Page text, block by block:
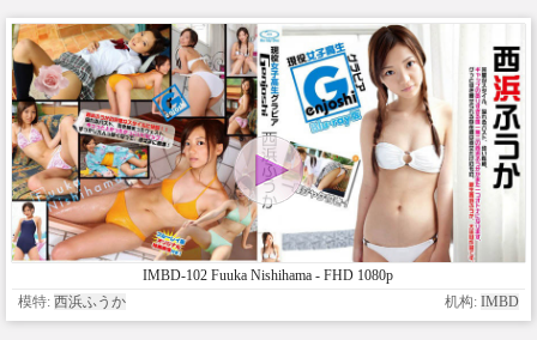
IMBD-102 Fuuka Nishihama - FHD 1080p
模特: 西浜ふうか 机构: IMBD